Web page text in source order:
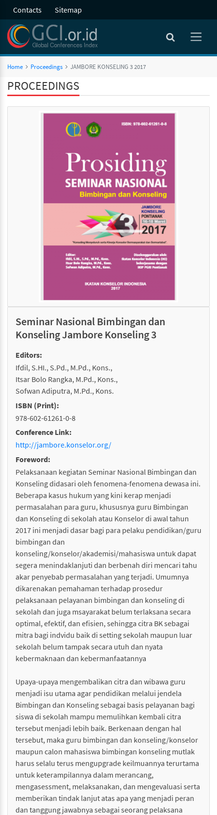
Contacts Sitemap
Home Proceedings JAMBORE KONSELING 3 2017
PROCEEDINGS
Seminar Nasional Bimbingan dan
Konseling Jambore Konseling 3
Editors:
Ifdil, S.HI., S.Pd., M.Pd., Kons.
Itsar Bolo Rangka, M.Pd., Kons.
Sofwan Adiputra, M.Pd., Kons.
ISBN (Print):
978-602-61261-0-8
Conference Link:
http://jambore.konselor.org/
Foreword:
Pelaksanaan kegiatan Seminar Nasional Bimbingan dan
Konseling didasari oleh fenomena-fenomena dewasa ini.
Beberapa kasus hukum yang kini kerap menjadi
permasalahan para guru, khususnya guru Bimbingan
dan Konseling di sekolah atau Konselor di awal tahun
2017 ini menjadi dasar bagi para pelaku pendidikan/guru
bimbingan dan
konseling/konselor/akademisi/mahasiswa untuk dapat
segera menindaklanjuti dan berbenah diri mencari tahu
akar penyebab permasalahan yang terjadi. Umumnya
dikarenakan pemahaman terhadap prosedur
pelaksanaan pelayanan bimbingan dan konseling di
sekolah dan juga msayarakat belum terlaksana secara
optimal, efektif, dan efisien, sehingga citra BK sebagai
mitra bagi indvidu baik di setting sekolah maupun luar
sekolah belum tampak secara utuh dan nyata
kebermaknaan dan kebermanfaatannya
Upaya-upaya mengembalikan citra dan wibawa guru
menjadi isu utama agar pendidikan melalui jendela
Bimbingan dan Konseling sebagai basis pelayanan bagi
siswa di sekolah mampu memulihkan kembali citra
tersebut menjadi lebih baik. Berkenaan dengan hal
tersebut, maka guru bimbingan dan konseling/konselor
maupun calon mahasiswa bimbingan konseling mutlak
harus selalu terus mengupgrade keilmuannya terurtama
untuk keterampilannya dalam merancang,
mengasessment, melaksanakan, dan mengevaluasi serta
memberikan tindak lanjut atas apa yang menjadi peran
dan tanggung jawabnya sebagai seorang pelaksana